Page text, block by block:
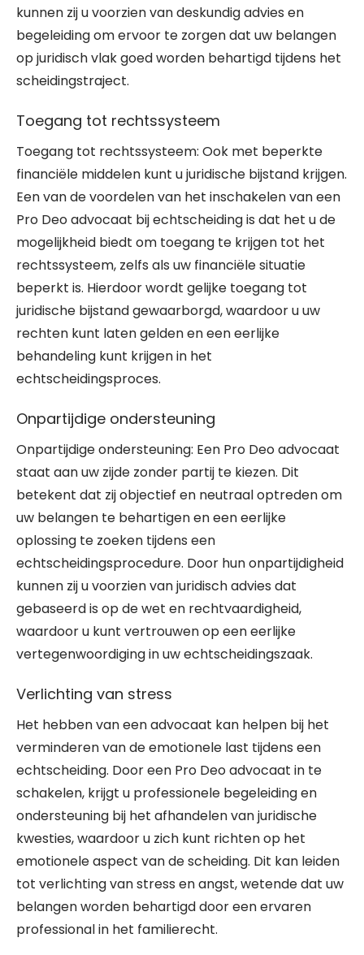
kunnen zij u voorzien van deskundig advies en
begeleiding om ervoor te zorgen dat uw belangen
op juridisch vlak goed worden behartigd tijdens het
scheidingstraject.
Toegang tot rechtssysteem
Toegang tot rechtssysteem: Ook met beperkte
financiële middelen kunt u juridische bijstand krijgen.
Een van de voordelen van het inschakelen van een
Pro Deo advocaat bij echtscheiding is dat het u de
mogelijkheid biedt om toegang te krijgen tot het
rechtssysteem, zelfs als uw financiële situatie
beperkt is. Hierdoor wordt gelijke toegang tot
juridische bijstand gewaarborgd, waardoor u uw
rechten kunt laten gelden en een eerlijke
behandeling kunt krijgen in het
echtscheidingsproces.
Onpartijdige ondersteuning
Onpartijdige ondersteuning: Een Pro Deo advocaat
staat aan uw zijde zonder partij te kiezen. Dit
betekent dat zij objectief en neutraal optreden om
uw belangen te behartigen en een eerlijke
oplossing te zoeken tijdens een
echtscheidingsprocedure. Door hun onpartijdigheid
kunnen zij u voorzien van juridisch advies dat
gebaseerd is op de wet en rechtvaardigheid,
waardoor u kunt vertrouwen op een eerlijke
vertegenwoordiging in uw echtscheidingszaak.
Verlichting van stress
Het hebben van een advocaat kan helpen bij het
verminderen van de emotionele last tijdens een
echtscheiding. Door een Pro Deo advocaat in te
schakelen, krijgt u professionele begeleiding en
ondersteuning bij het afhandelen van juridische
kwesties, waardoor u zich kunt richten op het
emotionele aspect van de scheiding. Dit kan leiden
tot verlichting van stress en angst, wetende dat uw
belangen worden behartigd door een ervaren
professional in het familierecht.